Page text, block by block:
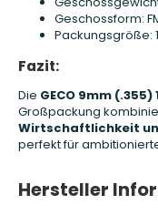
Geschossform:
Packungsgröße:
Fazit:
Die GECO 9mm
Großpackung
Wirtschaftlichkeit
perfekt für
Hersteller